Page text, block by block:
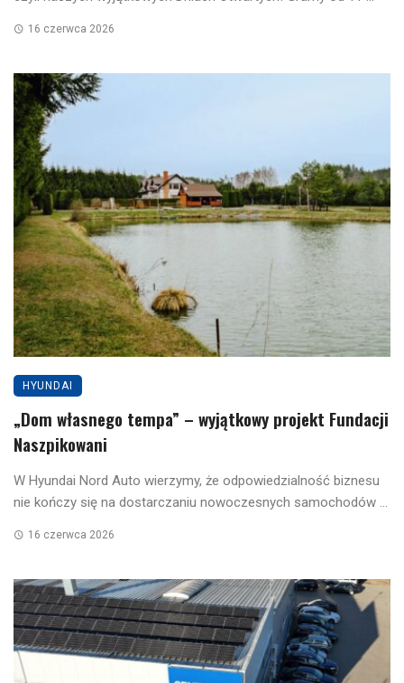
16 czerwca 2026
HYUNDAI
„Dom własnego tempa” – wyjątkowy projekt Fundacji
Naszpikowani
W Hyundai Nord Auto wierzymy, że odpowiedzialność biznesu
nie kończy się na dostarczaniu nowoczesnych samochodów ...
16 czerwca 2026